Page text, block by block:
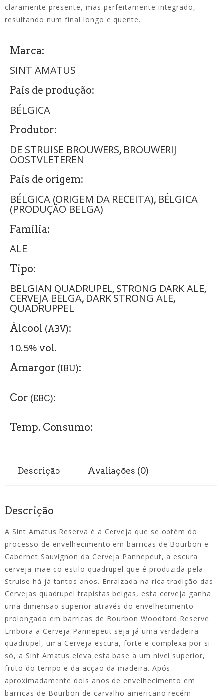
claramente presente, mas perfeitamente integrado,
resultando num final longo e quente.
Marca:
SINT AMATUS
País de produção:
BÉLGICA
Produtor:
DE STRUISE BROUWERS, BROUWERIJ
OOSTVLETEREN
País de origem:
BÉLGICA (ORIGEM DA RECEITA), BÉLGICA
(PRODUÇÃO BELGA)
Família:
ALE
Tipo:
BELGIAN QUADRUPEL, STRONG DARK ALE,
CERVEJA BELGA, DARK STRONG ALE,
QUADRUPPEL
Álcool (ABV):
10.5% vol.
Amargor (IBU):
Cor (EBC):
Temp. Consumo:
Descrição Avaliações (0)
Descrição
A Sint Amatus Reserva é a Cerveja que se obtém do
processo de envelhecimento em barricas de Bourbon e
Cabernet Sauvignon da Cerveja Pannepeut, a escura
cerveja-mãe do estilo quadrupel que é produzida pela
Struise há já tantos anos. Enraizada na rica tradição das
Cervejas quadrupel trapistas belgas, esta cerveja ganha
uma dimensão superior através do envelhecimento
prolongado em barricas de Bourbon Woodford Reserve.
Embora a Cerveja Pannepeut seja já uma verdadeira
quadrupel, uma Cerveja escura, forte e complexa por si
só, a Sint Amatus eleva esta base a um nível superior,
fruto do tempo e da acção da madeira. Após
aproximadamente dois anos de envelhecimento em
barricas de Bourbon de carvalho americano recém-